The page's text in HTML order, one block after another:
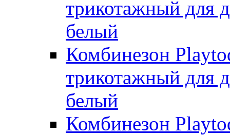
трикотажный для
белый
Комбинезон
трикотажный для
белый
Комбинезон